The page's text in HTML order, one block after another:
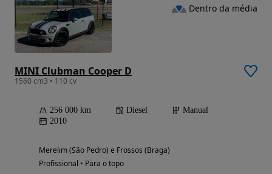
MINI Clubman Cooper D
1560 cm3 • 110 cv
256 000 km Diesel
Manual
2010
Merelim (São Pedro) e Frossos (Braga)
Profissional • Para o topo
Dentro da média